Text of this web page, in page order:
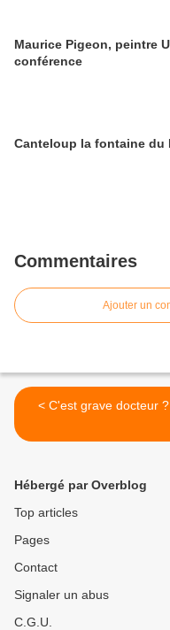
Maurice Pigeon, peintre
conférence
Canteloup la fontaine du
Commentaires
Ajouter un
< C'est grave docteur ?
Hébergé par Overblog
Top articles
Pages
Contact
Signaler un abus
C.G.U.